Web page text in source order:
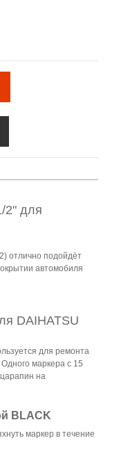
2" для
отлично подойдёт
автомобиля
DAIHATSU
для ремонта
маркера с 15
на
BLACK
маркер в течение